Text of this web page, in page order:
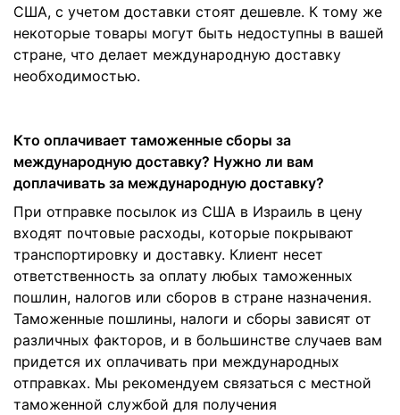
США, с учетом доставки стоят дешевле. К тому же
некоторые товары могут быть недоступны в вашей
стране, что делает международную доставку
необходимостью.
Кто оплачивает таможенные сборы за
международную доставку? Нужно ли вам
доплачивать за международную доставку?
При отправке посылок из США в Израиль в цену
входят почтовые расходы, которые покрывают
транспортировку и доставку. Клиент несет
ответственность за оплату любых таможенных
пошлин, налогов или сборов в стране назначения.
Таможенные пошлины, налоги и сборы зависят от
различных факторов, и в большинстве случаев вам
придется их оплачивать при международных
отправках. Мы рекомендуем связаться с местной
таможенной службой для получения